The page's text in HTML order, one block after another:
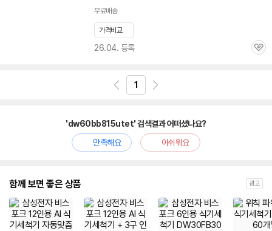
무료배송
가격비교
26.04. 등록
관
1
'dw60bb815utet' 검색결과 어떠셨나요?
만족해요
아쉬워요
함께 보면 좋은 상품 광고